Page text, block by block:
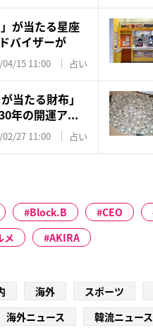
が当たる星座
バイザーが
15 11:00 占い
当たる財布」
年の開運ア...
27 11:00 占い
Block.B CEO
メ AKIRA
海外 スポーツ
海外ニュース 韓流ニュース